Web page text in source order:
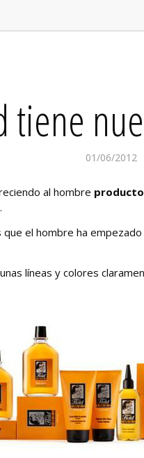
tiene
01/06/2012
al hombre
el hombre ha
líneas y colores